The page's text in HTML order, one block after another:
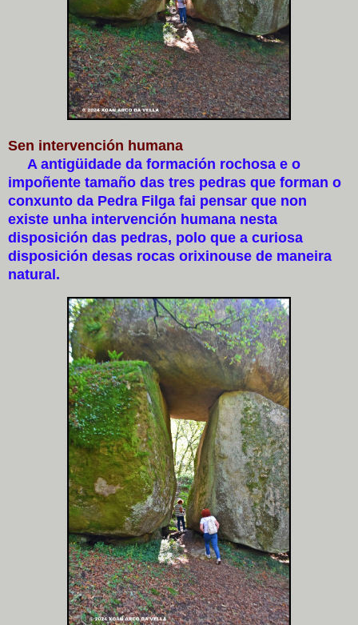
Sen intervención humana
A antigüidade da formación rochosa e o
impoñente tamaño das tres pedras que forman o
conxunto da Pedra Filga fai pensar que non
existe unha intervención humana nesta
disposición das pedras, polo que a curiosa
disposición desas rocas orixinouse de maneira
natural.